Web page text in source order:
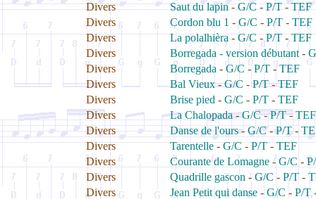
Divers
Saut du lapin-G/C-P/T-TEF
Divers
Cordon blu 1 -G/C - P/T - TEF
Divers
La polalhièra-G/C-P/T-TEF
Divers
Borregada - version débutant -
Divers
Borregada -G/C -P/T -TEF
Divers
Bal Vieux-G/C -P/T-TEF
Divers
Brise pied - G/C - P/T - TEF
Divers
La Chalopada-G/C-P/T- TEF
Divers
Danse de l'ours-G/C-P/T-
Divers
Tarentelle-G/C-P/T-TEF
Divers
Courante de Lomagne -G/C -
Divers
Quadrille gascon -G/C - P/T -
Divers
Jean Petit qui danse - G/C - P/T